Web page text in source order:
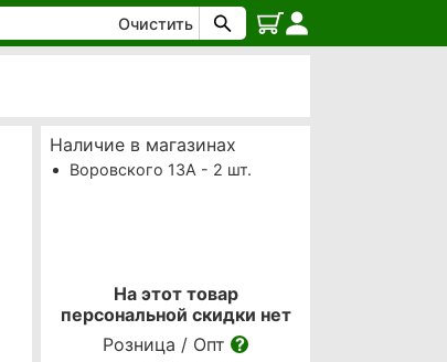
Очистить
Наличие в магазинах
Воровского 13А - 2 шт.
На этот товар
персональной скидки нет
Розница / Опт